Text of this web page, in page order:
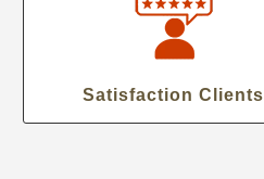
Satisfaction Clients